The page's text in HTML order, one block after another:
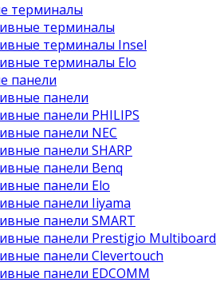
терминалы
терминалы
терминалы Insel
терминалы Elo
панели
панели
панели PHILIPS
панели NEC
панели SHARP
панели Benq
панели Elo
панели Iiyama
панели SMART
панели Prestigio Multiboard
панели Clevertouch
панели EDCOMM